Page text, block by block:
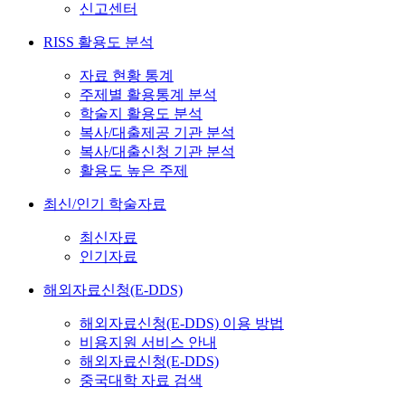
신고센터
RISS 활용도 분석
자료 현황 통계
주제별 활용통계 분석
학술지 활용도 분석
복사/대출제공 기관 분석
복사/대출신청 기관 분석
활용도 높은 주제
최신/인기 학술자료
최신자료
인기자료
해외자료신청(E-DDS)
해외자료신청(E-DDS) 이용 방법
비용지원 서비스 안내
해외자료신청(E-DDS)
중국대학 자료 검색